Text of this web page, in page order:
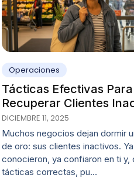
Operaciones
Tácticas Efectivas Para
Recuperar Clientes
DICIEMBRE 11, 2025
Muchos negocios dejan dormir
de oro: sus clientes inactivos.
conocieron, ya confiaron en ti y,
tácticas correctas, pu…